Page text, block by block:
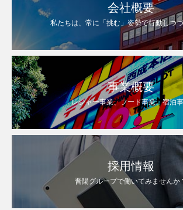
会社概要
私たちは、常に「挑む」姿勢で行動しつ
事業概要
レジャー事業、フード事業、宿泊
採用情報
晋陽グループで働いてみませんか